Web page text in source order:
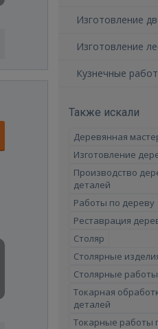
Изготовление
Изготовление
Кузнечные
Также искали
Деревянная
Изготовление
Производство
деталей
Работы по дереву
Реставрация
Столяр
Столярные
Столярные
Токарная
деталей
Токарные работы